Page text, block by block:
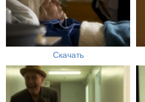
Скачать